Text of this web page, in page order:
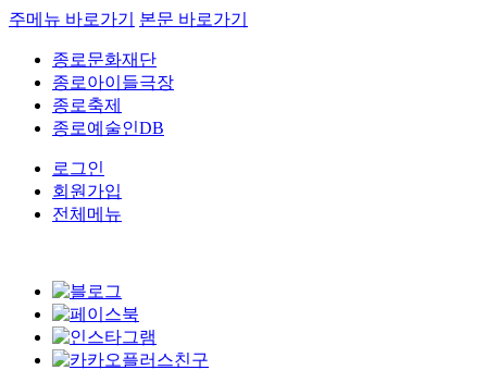
주메뉴 바로가기 본문 바로가기
종로문화재단
종로아이들극장
종로축제
종로예술인DB
로그인
회원가입
전체메뉴